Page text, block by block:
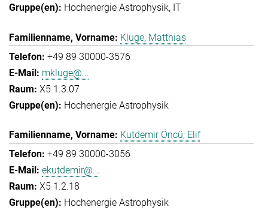
Hochenergie Astrophysik IT
Kluge, Matthias
+49 89 30000-3576
mkluge@...
X5 1.3.07
Hochenergie Astrophysik
Kutdemir Öncü, Elif
+49 89 30000-3056
ekutdemir@...
X5 1.2.18
Hochenergie Astrophysik